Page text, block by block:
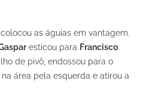
colocou as águias em vantagem.
esticou para Francisco
de pivô, endossou para o
área pela esquerda e atirou a